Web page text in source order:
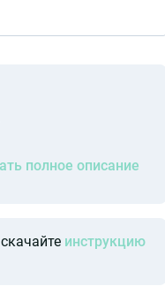
полное описание
инструкцию